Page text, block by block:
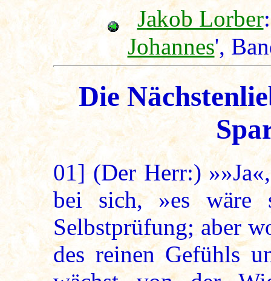
Jakob Lorber
Johannes',
Die
01] (Der Herr:)
bei sich, »es wäre
Selbstprüfung; aber
des reinen Gefühls